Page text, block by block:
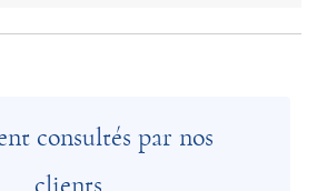
consultés par nos
clients